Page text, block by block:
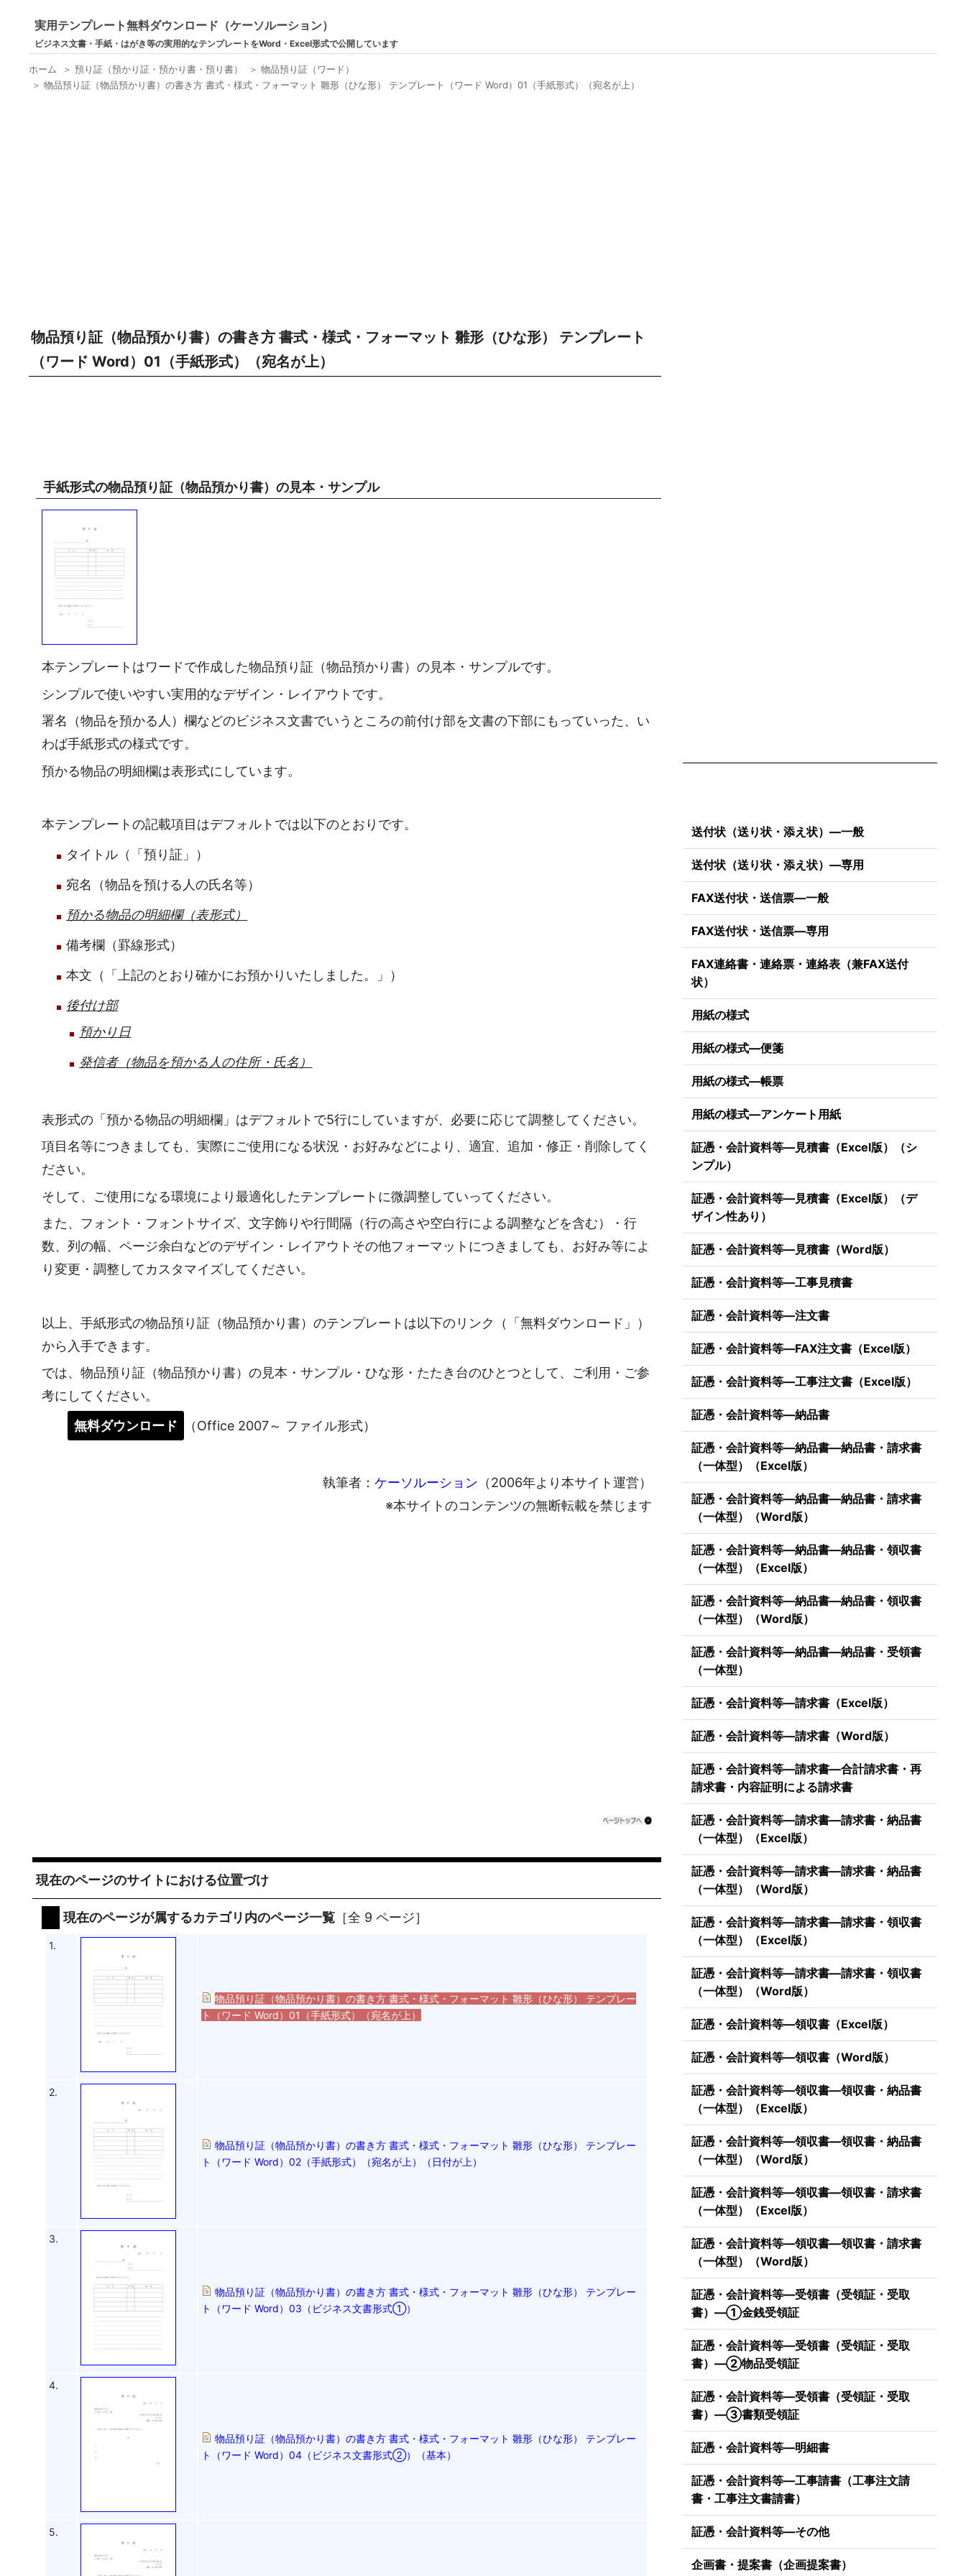
実用テンプレート無料ダウンロード（ケーソルーション）
ビジネス文書・手紙・はがき等の実用的なテンプレートをWord・Excel形式で公開しています
ホーム ＞預り証（預かり証・預かり書・預り書） ＞物品預り証（ワード）
＞物品預り証（物品預かり書）の書き方 書式・様式・フォーマット 雛形（ひな形） テンプレート（ワード Word）01（手紙形式）（宛名が上）
物品預り証（物品預かり書）の書き方 書式・様式・フォーマット 雛形（ひな形） テンプレート
（ワード Word）01（手紙形式）（宛名が上）
手紙形式の物品預り証（物品預かり書）の見本・サンプル
本テンプレートはワードで作成した物品預り証（物品預かり書）の見本・サンプルです。
シンプルで使いやすい実用的なデザイン・レイアウトです。
署名（物品を預かる人）欄などのビジネス文書でいうところの前付け部を文書の下部にもっていった、い
わば手紙形式の様式です。
預かる物品の明細欄は表形式にしています。
本テンプレートの記載項目はデフォルトでは以下のとおりです。
タイトル（「預り証」）
宛名（物品を預ける人の氏名等）
預かる物品の明細欄（表形式）
備考欄（罫線形式）
本文（「上記のとおり確かにお預かりいたしました。」）
後付け部
預かり日
発信者（物品を預かる人の住所・氏名）
表形式の「預かる物品の明細欄」はデフォルトで5行にしていますが、必要に応じて調整してください。
項目名等につきましても、実際にご使用になる状況・お好みなどにより、適宜、追加・修正・削除してく
ださい。
そして、ご使用になる環境により最適化したテンプレートに微調整していってください。
また、フォント・フォントサイズ、文字飾りや行間隔（行の高さや空白行による調整などを含む）・行
数、列の幅、ページ余白などのデザイン・レイアウトその他フォーマットにつきましても、お好み等によ
り変更・調整してカスタマイズしてください。
以上、手紙形式の物品預り証（物品預かり書）のテンプレートは以下のリンク（「無料ダウンロード」）
から入手できます。
では、物品預り証（物品預かり書）の見本・サンプル・ひな形・たたき台のひとつとして、ご利用・ご参
考にしてください。
無料ダウンロード
（Office 2007～ ファイル形式）
執筆者： ケーソルーション （2006年より本サイト運営）
※本サイトのコンテンツの無断転載を禁じます
現在のページのサイトにおける位置づけ
現在のページが属するカテゴリ内のページ一覧 ［全 9 ページ］
1.
物品預り証（物品預かり書）の書き方 書式・様式・フォーマット 雛形（ひな形） テンプレー
ト（ワード Word）01（手紙形式）（宛名が上）
2.
物品預り証（物品預かり書）の書き方 書式・様式・フォーマット 雛形（ひな形） テンプレー
ト（ワード Word）02（手紙形式）（宛名が上）（日付が上）
3.
物品預り証（物品預かり書）の書き方 書式・様式・フォーマット 雛形（ひな形） テンプレー
ト（ワード Word）03（ビジネス文書形式①）
4.
物品預り証（物品預かり書）の書き方 書式・様式・フォーマット 雛形（ひな形） テンプレー
ト（ワード Word）04（ビジネス文書形式②）（基本）
5.
送付状（送り状・添え状）―一般
送付状（送り状・添え状）―専用
FAX送付状・送信票―一般
FAX送付状・送信票―専用
FAX連絡書・連絡票・連絡表（兼FAX送付
状）
用紙の様式
用紙の様式―便箋
用紙の様式―帳票
用紙の様式―アンケート用紙
証憑・会計資料等―見積書（Excel版）（シ
ンプル）
証憑・会計資料等―見積書（Excel版）（デ
ザイン性あり）
証憑・会計資料等―見積書（Word版）
証憑・会計資料等―工事見積書
証憑・会計資料等―注文書
証憑・会計資料等―FAX注文書（Excel版）
証憑・会計資料等―工事注文書（Excel版）
証憑・会計資料等―納品書
証憑・会計資料等―納品書―納品書・請求書
（一体型）（Excel版）
証憑・会計資料等―納品書―納品書・請求書
（一体型）（Word版）
証憑・会計資料等―納品書―納品書・領収書
（一体型）（Excel版）
証憑・会計資料等―納品書―納品書・領収書
（一体型）（Word版）
証憑・会計資料等―納品書―納品書・受領書
（一体型）
証憑・会計資料等―請求書（Excel版）
証憑・会計資料等―請求書（Word版）
証憑・会計資料等―請求書―合計請求書・再
請求書・内容証明による請求書
証憑・会計資料等―請求書―請求書・納品書
（一体型）（Excel版）
証憑・会計資料等―請求書―請求書・納品書
（一体型）（Word版）
証憑・会計資料等―請求書―請求書・領収書
（一体型）（Excel版）
証憑・会計資料等―請求書―請求書・領収書
（一体型）（Word版）
証憑・会計資料等―領収書（Excel版）
証憑・会計資料等―領収書（Word版）
証憑・会計資料等―領収書―領収書・納品書
（一体型）（Excel版）
証憑・会計資料等―領収書―領収書・納品書
（一体型）（Word版）
証憑・会計資料等―領収書―領収書・請求書
（一体型）（Excel版）
証憑・会計資料等―領収書―領収書・請求書
（一体型）（Word版）
証憑・会計資料等―受領書（受領証・受取
書）―①金銭受領証
証憑・会計資料等―受領書（受領証・受取
書）―②物品受領証
証憑・会計資料等―受領書（受領証・受取
書）―③書類受領証
証憑・会計資料等―明細書
証憑・会計資料等―工事請書（工事注文請
書・工事注文書請書）
証憑・会計資料等―その他
企画書・提案書（企画提案書）